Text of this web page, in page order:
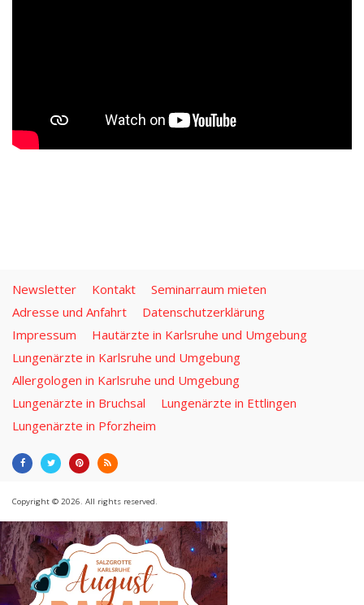
Newsletter Kontakt
Seminarraum mieten
Adresse und Anfahrt
Datenschutzerklärung
Impressum
Hautärzte in Karlsruhe und Umgebung
Lungenärzte in Karlsruhe und Umgebung
Allergologen in Karlsruhe und Umgebung
Lungenärzte in Bruchsal
Lungenärzte in Ettlingen
Lungenärzte in Pforzheim
Copyright © 2026. All rights reserved.